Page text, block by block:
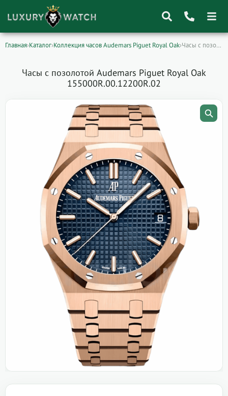
Главная›Каталог›Коллекция часов Audemars Piguet Royal Oak› Часы с позолотой Audemars Piguet Royal Oak…
Часы с позолотой Audemars Piguet Royal Oak
155000R.00.12200R.02